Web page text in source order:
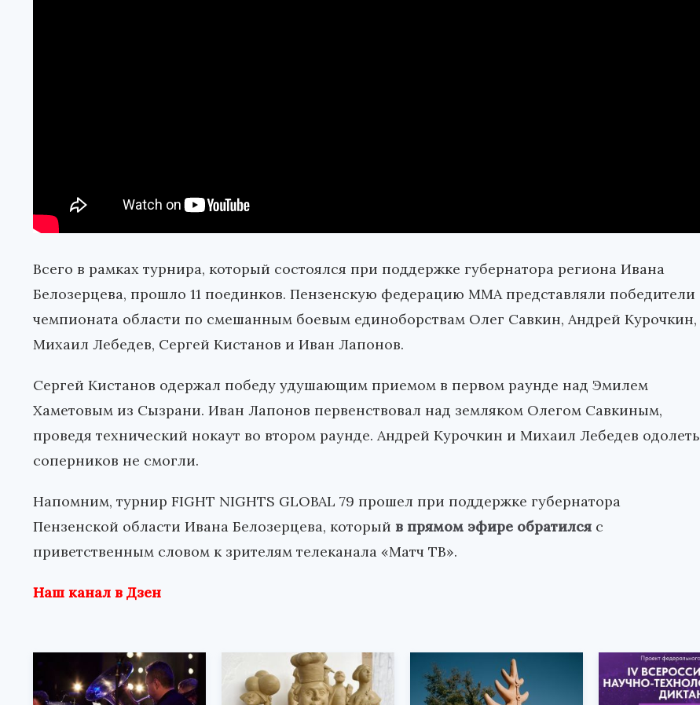
Всего в рамках турнира, который состоялся при поддержке губернатора региона Ивана
Белозерцева, прошло 11 поединков. Пензенскую федерацию ММА представляли победители
чемпионата области по смешанным боевым единоборствам Олег Савкин, Андрей Курочкин,
Михаил Лебедев, Сергей Кистанов и Иван Лапонов.
Сергей Кистанов одержал победу удушающим приемом в первом раунде над Эмилем
Хаметовым из Сызрани. Иван Лапонов первенствовал над земляком Олегом Савкиным,
проведя технический нокаут во втором раунде. Андрей Курочкин и Михаил Лебедев одолеть
соперников не смогли.
Напомним, турнир FIGHT NIGHTS GLOBAL 79 прошел при поддержке губернатора
Пензенской области Ивана Белозерцева, который в прямом эфире обратился с
приветственным словом к зрителям телеканала «Матч ТВ».
Наш канал в Дзен